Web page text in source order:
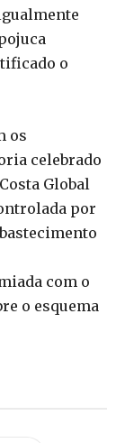
o
os
celebrado
Global
por
com o
o esquema